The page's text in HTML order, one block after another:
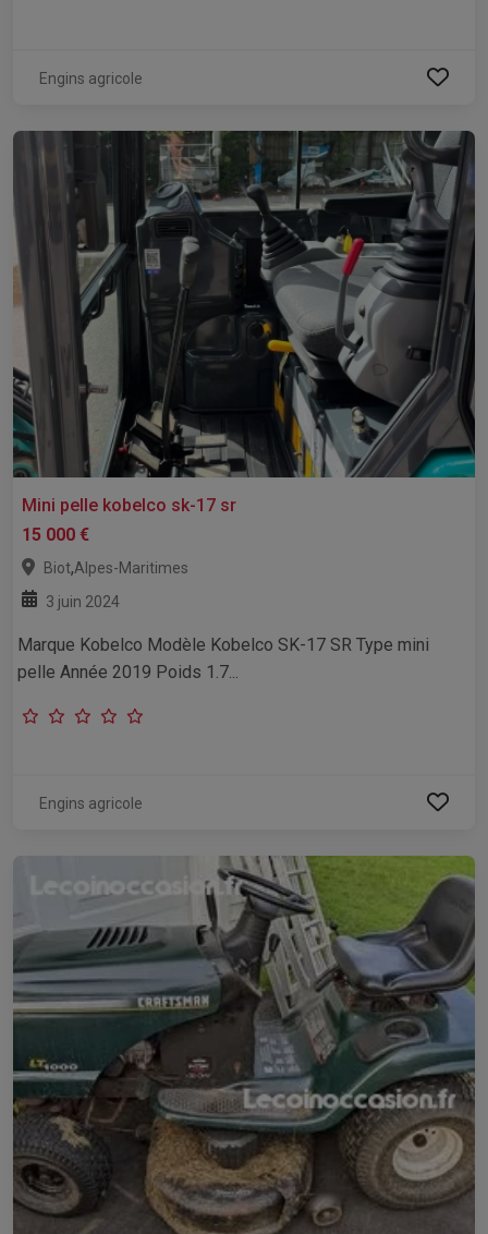
Engins agricole
Mini pelle kobelco sk-17 sr
15 000 €
Biot,Alpes-Maritimes
3 juin 2024
Marque Kobelco Modèle Kobelco SK-17 SR Type mini
pelle Année 2019 Poids 1.7...
Engins agricole